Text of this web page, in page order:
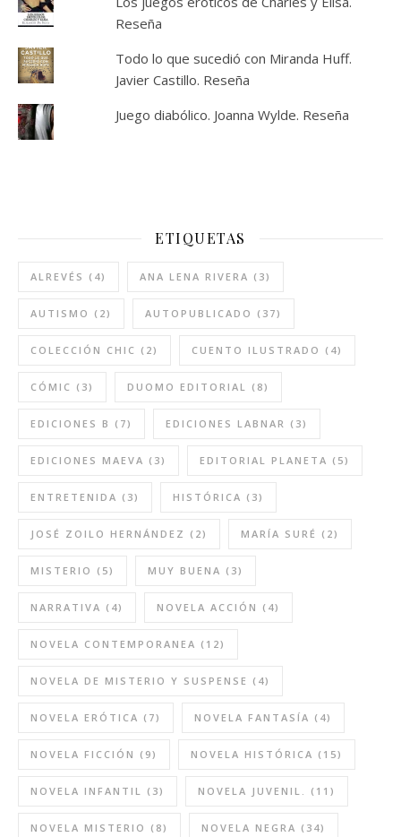
Reseña
Todo lo que sucedió con Miranda Huff.
Javier Castillo. Reseña
Juego diabólico. Joanna Wylde. Reseña
ETIQUETAS
ALREVÉS (4) ANA LENA RIVERA (3)
AUTISMO (2) AUTOPUBLICADO (37)
COLECCIÓN CHIC (2) CUENTO ILUSTRADO (4)
CÓMIC (3) DUOMO EDITORIAL (8)
EDICIONES B (7) EDICIONES LABNAR (3)
EDICIONES MAEVA (3) EDITORIAL PLANETA (5)
ENTRETENIDA (3) HISTÓRICA (3)
JOSÉ ZOILO HERNÁNDEZ (2) MARÍA SURÉ (2)
MISTERIO (5) MUY BUENA (3)
NARRATIVA (4) NOVELA ACCIÓN (4)
NOVELA CONTEMPORANEA (12)
NOVELA DE MISTERIO Y SUSPENSE (4)
NOVELA ERÓTICA (7) NOVELA FANTASÍA (4)
NOVELA FICCIÓN (9) NOVELA HISTÓRICA (15)
NOVELA INFANTIL (3) NOVELA JUVENIL. (11)
NOVELA MISTERIO (8) NOVELA NEGRA (34)